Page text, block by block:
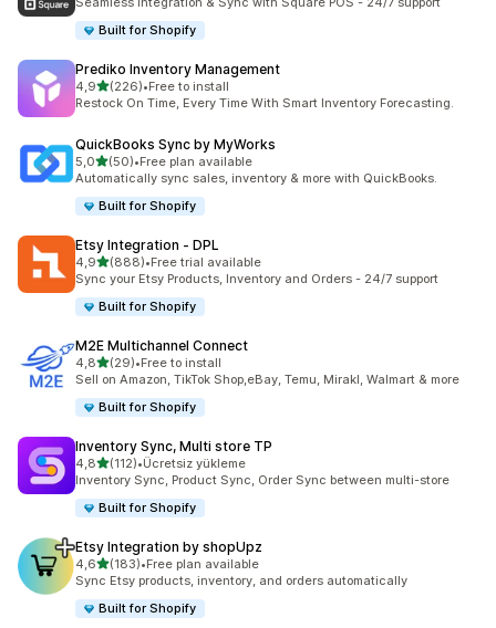
Built for Shopify
Prediko Inventory Management
4,95 yıldız üzerinden
(226)
toplam 226 değerlendirme
•Free to install
Restock On Time, Every Time With Smart Inventory Forecasting.
QuickBooks Sync by MyWorks
5,05 yıldız üzerinden
(50)
toplam 50 değerlendirme
•Free plan available
Automatically sync sales, inventory & more with QuickBooks.
Built for Shopify
Etsy Integration ‑ DPL
4,95 yıldız üzerinden
(888)
toplam 888 değerlendirme
•Free trial available
Sync your Etsy Products, Inventory and Orders - 24/7 support
Built for Shopify
M2E Multichannel Connect
4,85 yıldız üzerinden
(29)
toplam 29 değerlendirme
•Free to install
Sell on Amazon, TikTok Shop,eBay, Temu, Mirakl, Walmart & more
Built for Shopify
Inventory Sync, Multi store TP
4,85 yıldız üzerinden
(112)
toplam 112 değerlendirme
•Ücretsiz yükleme
Inventory Sync, Product Sync, Order Sync between multi-store
Built for Shopify
Etsy Integration by shopUpz
4,65 yıldız üzerinden
(183)
toplam 183 değerlendirme
•Free plan available
Sync Etsy products, inventory, and orders automatically
Built for Shopify